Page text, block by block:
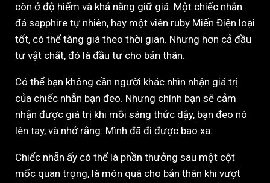
còn ở độ hiếm và khả năng giữ giá. Một chiếc nhẫn
đá sapphire tự nhiên, hay một viên ruby Miến Điện loại
tốt, có thể tăng giá theo thời gian. Nhưng hơn cả đầu
tư vật chất, đó là đầu tư cho bản thân.
Có thể bạn không cần người khác nhìn nhận giá trị
của chiếc nhẫn bạn đeo. Nhưng chính bạn sẽ cảm
nhận được giá trị khi mỗi sáng thức dậy, bạn đeo nó
lên tay, và nhớ rằng: Mình đã đi được bao xa.
Chiếc nhẫn ấy có thể là phần thưởng sau một cột
mốc quan trọng, là món quà cho bản thân khi vượt